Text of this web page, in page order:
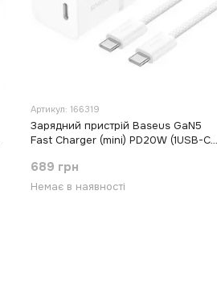
Артикул: 166319
Зарядний пристрій Baseus GaN5
Fast Charger (mini) PD20W (1USB-C)
(White)
689 грн
Немає в наявності